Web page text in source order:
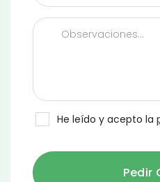
He leído y acepto la
Pedir